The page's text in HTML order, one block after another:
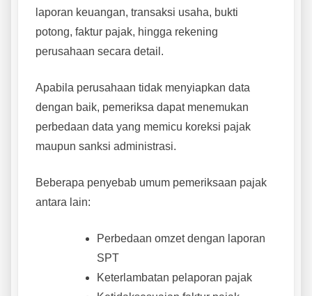
laporan keuangan, transaksi usaha, bukti
potong, faktur pajak, hingga rekening
perusahaan secara detail.
Apabila perusahaan tidak menyiapkan data
dengan baik, pemeriksa dapat menemukan
perbedaan data yang memicu koreksi pajak
maupun sanksi administrasi.
Beberapa penyebab umum pemeriksaan pajak
antara lain:
Perbedaan omzet dengan laporan
SPT
Keterlambatan pelaporan pajak